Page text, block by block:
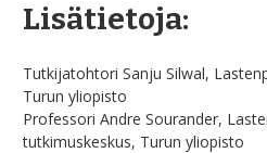
Lisätietoja:
Tutkijatohtori Sanju Silwal,
Turun yliopisto
Professori Andre Sourander,
tutkimuskeskus, Turun yliopisto